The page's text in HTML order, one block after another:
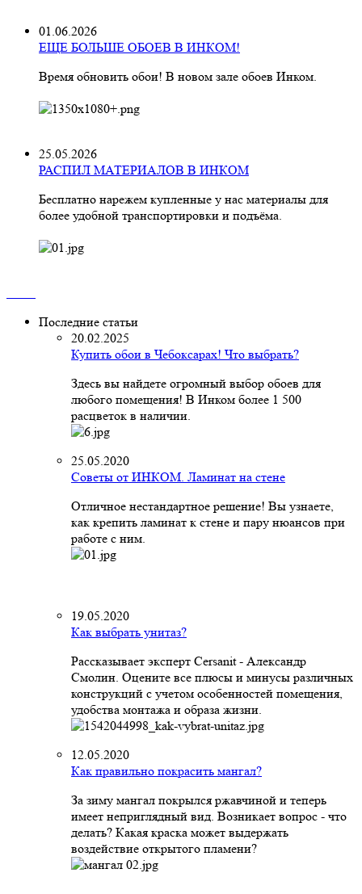
01.06.2026
ЕЩЕ БОЛЬШЕ ОБОЕВ В ИНКОМ!
Время обновить обои! В новом зале обоев Инком.
25.05.2026
РАСПИЛ МАТЕРИАЛОВ В ИНКОМ
Бесплатно нарежем купленные у нас материалы для
более удобной транспортировки и подъёма.
Последние статьи
20.02.2025
Купить обои в Чебоксарах! Что выбрать?
Здесь вы найдете огромный выбор обоев для
любого помещения! В Инком более 1 500
расцветок в наличии.
25.05.2020
Советы от ИНКОМ. Ламинат на стене
Отличное нестандартное решение! Вы узнаете,
как крепить ламинат к стене и пару нюансов при
работе с ним.
19.05.2020
Как выбрать унитаз?
Рассказывает эксперт Cersanit - Александр
Смолин. Оцените все плюсы и минусы различных
конструкций с учетом особенностей помещения,
удобства монтажа и образа жизни.
12.05.2020
Как правильно покрасить мангал?
За зиму мангал покрылся ржавчиной и теперь
имеет неприглядный вид. Возникает вопрос - что
делать? Какая краска может выдержать
воздействие открытого пламени?